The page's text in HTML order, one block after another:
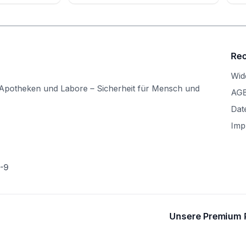
und Labore – Sicherheit für Mensch und
9
Unsere Premium